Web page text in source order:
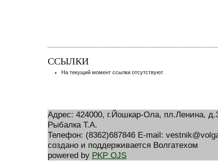
ССЫЛКИ
На текущий момент ссылки отсутствуют.
Адрес: 424000, г.Йошкар-Ола, пл.Ленина,
Рыбалка Т.А.
Телефон: (8362)687846 E-mail:
создано и поддерживается Волгатехом
powered by PKP OJS